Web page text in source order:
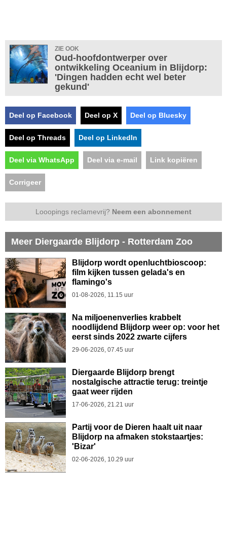
ZIE OOK
Oud-hoofdontwerper over
ontwikkeling Oceanium in Blijdorp:
'Dingen hadden echt wel beter
gekund'
Deel op Facebook Deel op X Deel op Bluesky
Deel op Threads Deel op LinkedIn
Deel via WhatsApp Deel via e-mail Link kopiëren
Corrigeer
Looopings reclamevrij? Neem een abonnement
Meer Diergaarde Blijdorp - Rotterdam Zoo
Blijdorp wordt openluchtbioscoop:
film kijken tussen gelada's en
flamingo's
01-08-2026, 11.15 uur
Na miljoenenverlies krabbelt
noodlijdend Blijdorp weer op: voor het
eerst sinds 2022 zwarte cijfers
29-06-2026, 07.45 uur
Diergaarde Blijdorp brengt
nostalgische attractie terug: treintje
gaat weer rijden
17-06-2026, 21.21 uur
Partij voor de Dieren haalt uit naar
Blijdorp na afmaken stokstaartjes:
'Bizar'
02-06-2026, 10.29 uur